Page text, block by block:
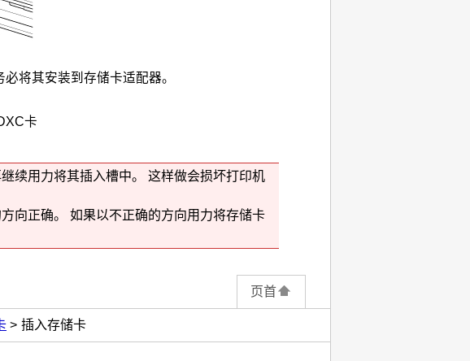
必将其安装到存储卡适配器。
卡
续用力将其插入槽中。 这样做会损坏打印机
向正确。
如果以不正确的方向用力将存储卡
页首
插入存储卡